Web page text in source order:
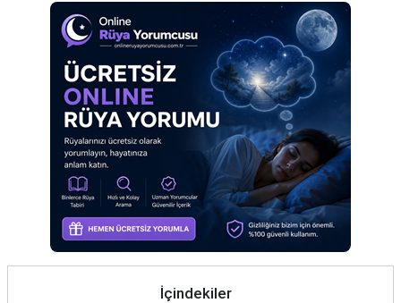
İletişim
İçindekiler